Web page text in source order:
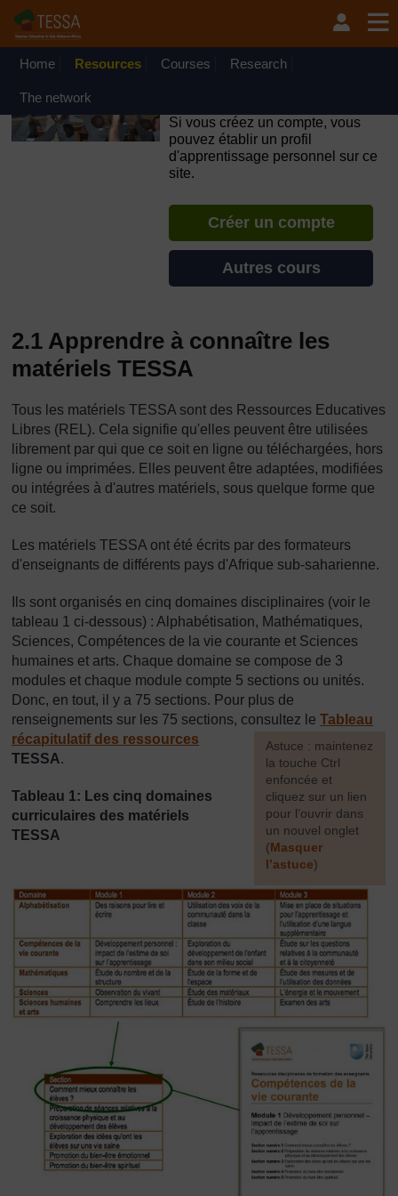
Passer au contenu principal
OpenLearn Create will be unavailable on Wednesday 12
August 2026 from 8am to 10.30am (GMT) due to routine
Home Resources Courses Research
The network
Si vous créez un compte, vous
pouvez établir un profil
d'apprentissage personnel sur ce
site.
Créer un compte
Autres cours
2.1 Apprendre à connaître les
matériels TESSA
Tous les matériels TESSA sont des Ressources Educatives
Libres (REL). Cela signifie qu'elles peuvent être utilisées
librement par qui que ce soit en ligne ou téléchargées, hors
ligne ou imprimées. Elles peuvent être adaptées, modifiées
ou intégrées à d'autres matériels, sous quelque forme que
ce soit.
Les matériels TESSA ont été écrits par des formateurs
d'enseignants de différents pays d'Afrique sub-saharienne.
Ils sont organisés en cinq domaines disciplinaires (voir le
tableau 1 ci-dessous) : Alphabétisation, Mathématiques,
Sciences, Compétences de la vie courante et Sciences
humaines et arts. Chaque domaine se compose de 3
modules et chaque module compte 5 sections ou unités.
Donc, en tout, il y a 75 sections. Pour plus de
renseignements sur les 75 sections, consultez le Tableau
récapitulatif des ressources
[Astuce : maintenez
la touche Ctrl
enfoncée et
cliquez sur un lien
pour l’ouvrir dans
un nouvel onglet
(Masquer
l’astuce)
]
TESSA.
Tableau 1: Les cinq domaines
curriculaires des matériels
TESSA